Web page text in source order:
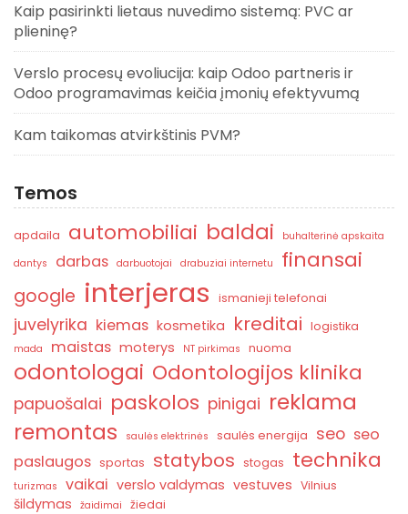
Kaip pasirinkti lietaus nuvedimo sistemą: PVC ar
plieninę?
Verslo procesų evoliucija: kaip Odoo partneris ir
Odoo programavimas keičia įmonių efektyvumą
Kam taikomas atvirkštinis PVM?
Temos
apdaila automobiliai baldai
buhalterinė apskaita
dantys
darbas darbuotojai drabuziai internetu finansai
google interjeras ismanieji telefonai
juvelyrika kiemas kosmetika kreditai logistika
mada maistas moterys NT pirkimas nuoma
odontologai Odontologijos klinika
papuošalai paskolos pinigai reklama
remontas
saulės elektrinės saulės energija seo seo
paslaugos sportas statybos stogas technika
turizmas vaikai verslo valdymas vestuves Vilnius
šildymas žaidimai žiedai